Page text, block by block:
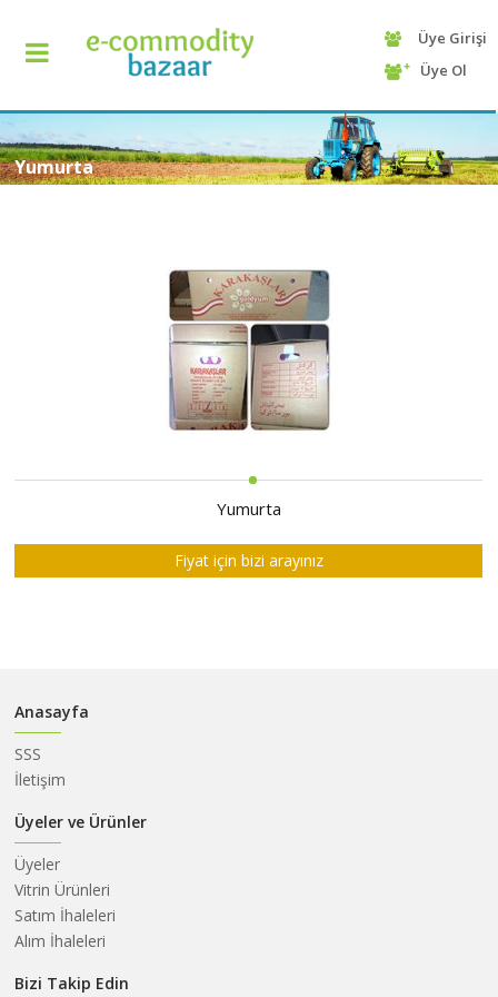
+90
425
13
70
SATIM
DUYURULAR
SSS
İLETİŞİM
Üye Girişi
Üye Ol
Yumurta
Yumurta
Fiyat için bizi arayınız
Anasayfa
SSS
İletişim
Üyeler ve Ürünler
Üyeler
Vitrin Ürünleri
Satım İhaleleri
Alım İhaleleri
Bizi Takip Edin